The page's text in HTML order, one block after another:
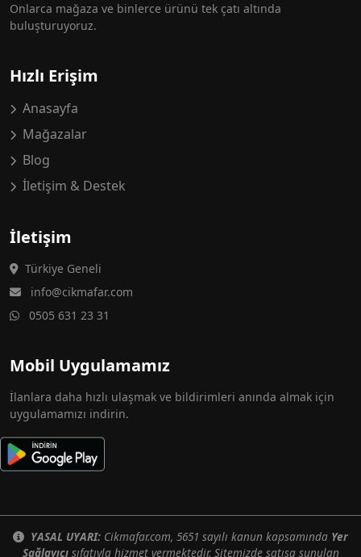
Onlarca mağaza ve binlerce ürünü tek çatı altında
buluşturuyoruz.
Hızlı Erişim
Anasayfa
Mağazalar
Blog
İletişim & Destek
İletişim
Türkiye Geneli
info@cikmafar.com
0505 631 23 31
Mobil Uygulamamız
İlanlara daha hızlı ulaşmak ve bildirimleri anında almak için
uygulamamızı indirin.
YASAL UYARI: Cikmafar.com, 5651 sayılı kanun kapsamında Yer
Sağlayıcısıfatıyla hizmet vermektedir. Sitemizde satışa sunulan